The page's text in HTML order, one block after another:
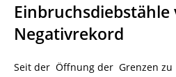
Einbruchsdiebstähle
Negativrekord
Seit der Öffnung der Grenzen